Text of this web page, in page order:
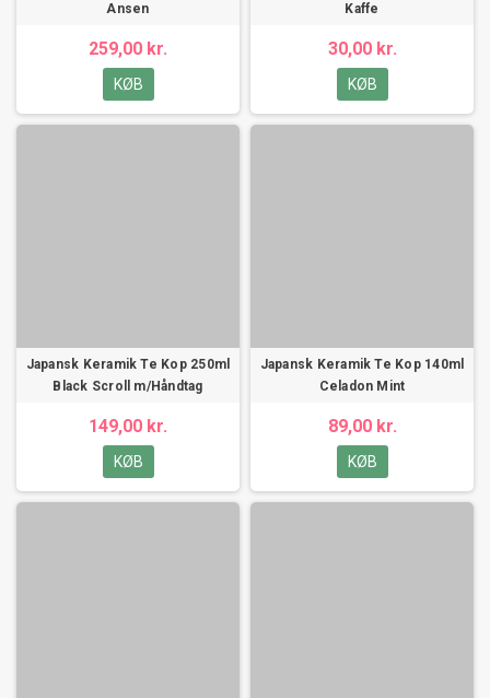
Ansen
259,00 kr.
KØB
Kaffe
30,00 kr.
KØB
Japansk Keramik Te Kop 250ml
Black Scroll m/Håndtag
149,00 kr.
KØB
Japansk Keramik Te Kop 140ml
Celadon Mint
89,00 kr.
KØB